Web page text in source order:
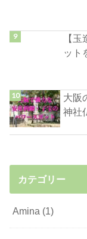
【
ット
大阪
神社
カテゴリー
Amina (1)